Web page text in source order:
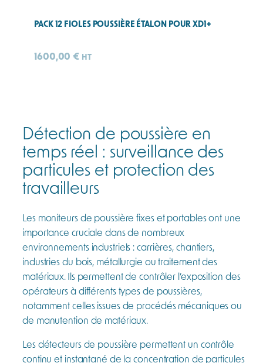
PACK 12 FIOLES POUSSIÈRE ÉTALON POUR XD1+
1600,00 € HT
Détection de poussière en
temps réel : surveillance des
particules et protection des
travailleurs
Les moniteurs de poussière fixes et portables ont une
importance cruciale dans de nombreux
environnements industriels : carrières, chantiers,
industries du bois, métallurgie ou traitement des
matériaux. Ils permettent de contrôler l’exposition des
opérateurs à différents types de poussières,
notamment celles issues de procédés mécaniques ou
de manutention de matériaux.
Les détecteurs de poussière permettent un contrôle
continu et instantané de la concentration de particules